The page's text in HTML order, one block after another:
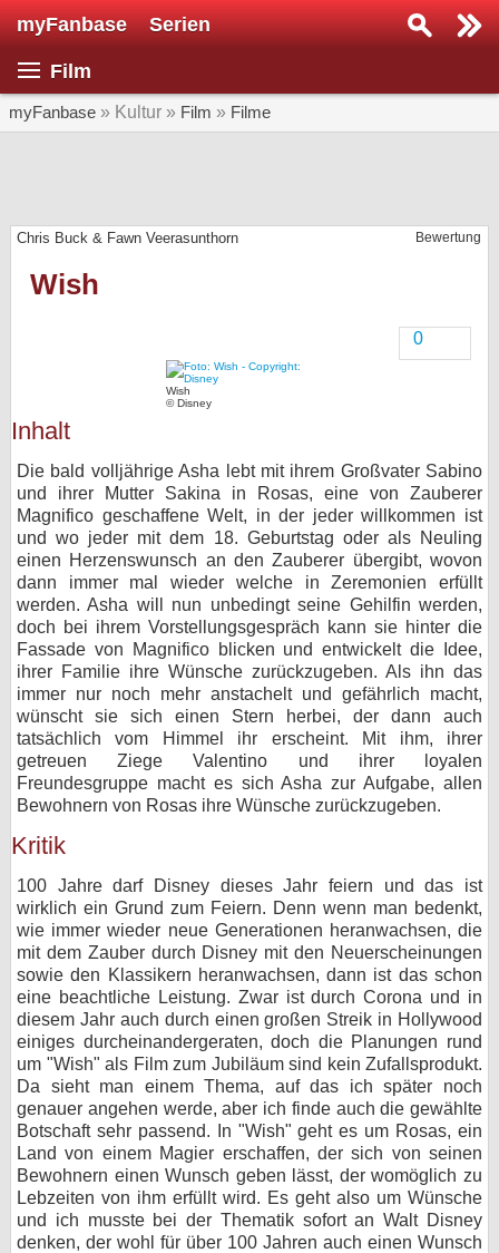
myFanbase Serien
Film
myFanbase » Kultur » Film » Filme
Bewertung
Chris Buck & Fawn Veerasunthorn
Wish
0
Wish
© Disney
Inhalt
Die bald volljährige Asha lebt mit ihrem Großvater Sabino
und ihrer Mutter Sakina in Rosas, eine von Zauberer
Magnifico geschaffene Welt, in der jeder willkommen ist
und wo jeder mit dem 18. Geburtstag oder als Neuling
einen Herzenswunsch an den Zauberer übergibt, wovon
dann immer mal wieder welche in Zeremonien erfüllt
werden. Asha will nun unbedingt seine Gehilfin werden,
doch bei ihrem Vorstellungsgespräch kann sie hinter die
Fassade von Magnifico blicken und entwickelt die Idee,
ihrer Familie ihre Wünsche zurückzugeben. Als ihn das
immer nur noch mehr anstachelt und gefährlich macht,
wünscht sie sich einen Stern herbei, der dann auch
tatsächlich vom Himmel ihr erscheint. Mit ihm, ihrer
getreuen Ziege Valentino und ihrer loyalen
Freundesgruppe macht es sich Asha zur Aufgabe, allen
Bewohnern von Rosas ihre Wünsche zurückzugeben.
Kritik
100 Jahre darf Disney dieses Jahr feiern und das ist
wirklich ein Grund zum Feiern. Denn wenn man bedenkt,
wie immer wieder neue Generationen heranwachsen, die
mit dem Zauber durch Disney mit den Neuerscheinungen
sowie den Klassikern heranwachsen, dann ist das schon
eine beachtliche Leistung. Zwar ist durch Corona und in
diesem Jahr auch durch einen großen Streik in Hollywood
einiges durcheinandergeraten, doch die Planungen rund
um "Wish" als Film zum Jubiläum sind kein Zufallsprodukt.
Da sieht man einem Thema, auf das ich später noch
genauer angehen werde, aber ich finde auch die gewählte
Botschaft sehr passend. In "Wish" geht es um Rosas, ein
Land von einem Magier erschaffen, der sich von seinen
Bewohnern einen Wunsch geben lässt, der womöglich zu
Lebzeiten von ihm erfüllt wird. Es geht also um Wünsche
und ich musste bei der Thematik sofort an Walt Disney
denken, der wohl für über 100 Jahren auch einen Wunsch
Serie suchen...
SERIEN
Interviews
Specials
Forum
bei X
bei Facebook
Kontakt
Nutzungsbedingungen
Datenschutz
Cookie-Einstellungen
Desktop-Ansicht
myFanbase